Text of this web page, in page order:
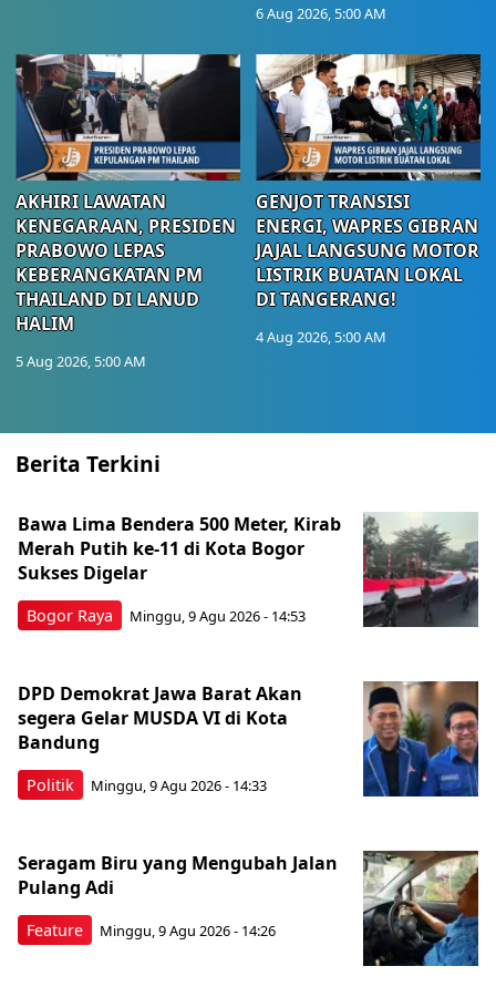
6 Aug 2026, 5:00 AM
AKHIRI LAWATAN
KENEGARAAN, PRESIDEN
PRABOWO LEPAS
KEBERANGKATAN PM
THAILAND DI LANUD
HALIM
5 Aug 2026, 5:00 AM
GENJOT TRANSISI
ENERGI, WAPRES GIBRAN
JAJAL LANGSUNG MOTOR
LISTRIK BUATAN LOKAL
DI TANGERANG!
4 Aug 2026, 5:00 AM
Berita Terkini
Bogor Raya
Bawa Lima Bendera 500 Meter, Kirab
Merah Putih ke-11 di Kota Bogor
Sukses Digelar
Minggu, 9 Agu 2026 - 14:53
Politik
DPD Demokrat Jawa Barat Akan
segera Gelar MUSDA VI di Kota
Bandung
Minggu, 9 Agu 2026 - 14:33
Feature
Seragam Biru yang Mengubah Jalan
Pulang Adi
Minggu, 9 Agu 2026 - 14:26